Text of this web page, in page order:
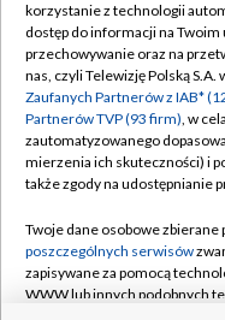
Abonament TVP
Emisja w TVP
Centrum informacji
Naziemna Telewizja
Rada Programowa
System NOS
korzystanie z technologii
dostęp do informacji na
przechowywanie oraz na
nas, czyli Telewizję Polską S.A.
Zaufanych Partnerów z IAB*
Partnerów TVP (93 firm), w
zautomatyzowanego
mierzenia ich skuteczności) i
także zgody na udostępnianie
Twoje dane osobowe zbierane
poszczególnych serwisów
zapisywane za pomocą
WWW lub innych podobnych